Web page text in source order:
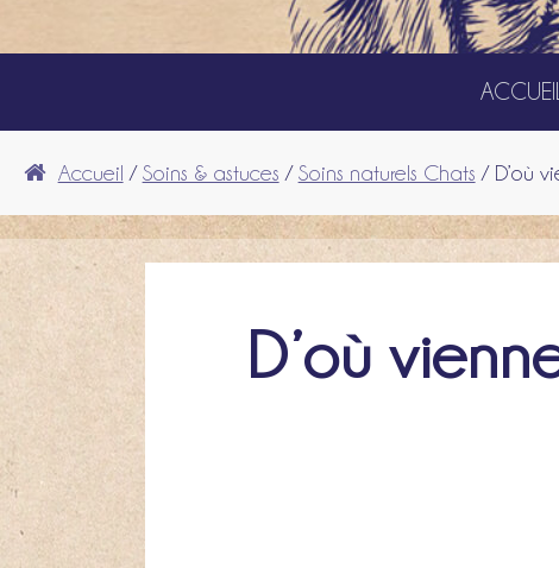
ACCUEIL
Accueil / Soins & astuces / Soins naturels Chats / D’où
D’où